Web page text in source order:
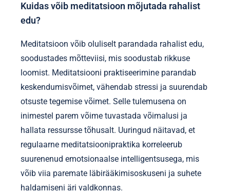
Kuidas võib meditatsioon mõjutada rahalist
edu?
Meditatsioon võib oluliselt parandada rahalist edu,
soodustades mõtteviisi, mis soodustab rikkuse
loomist. Meditatsiooni praktiseerimine parandab
keskendumisvõimet, vähendab stressi ja suurendab
otsuste tegemise võimet. Selle tulemusena on
inimestel parem võime tuvastada võimalusi ja
hallata ressursse tõhusalt. Uuringud näitavad, et
regulaarne meditatsioonipraktika korreleerub
suurenenud emotsionaalse intelligentsusega, mis
võib viia paremate läbirääkimisoskuseni ja suhete
haldamiseni äri valdkonnas.